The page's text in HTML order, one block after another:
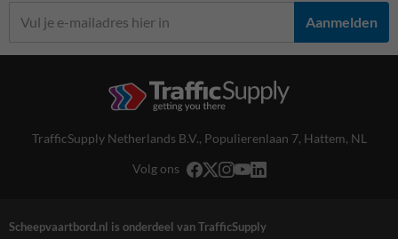
Aanmelden
TrafficSupply Netherlands B.V., Populierenlaan 7, Hattem, NL
Volg ons
Scheepvaartbord.nl is onderdeel van TrafficSupply